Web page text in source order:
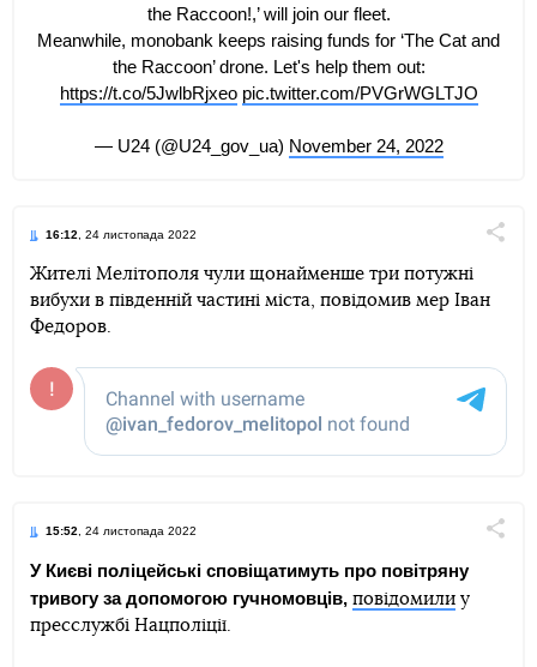
the Raccoon!,’ will join our fleet.
Meanwhile, monobank keeps raising funds for ‘The Cat and
the Raccoon’ drone. Let's help them out:
https://t.co/5JwlbRjxeo pic.twitter.com/PVGrWGLTJO
— U24 (@U24_gov_ua) November 24, 2022
16:12 , 24 листопада 2022
Telegram FacebookTwitter
Жителі Мелітополя чули щонайменше три потужні
вибухи в південній частині міста, повідомив мер Іван
Федоров.
15:52 , 24 листопада 2022
TelegramFacebookTwitter
У Києві поліцейські сповіщатимуть про повітряну
тривогу за допомогою гучномовців, повідомили у
пресслужбі Нацполіції.